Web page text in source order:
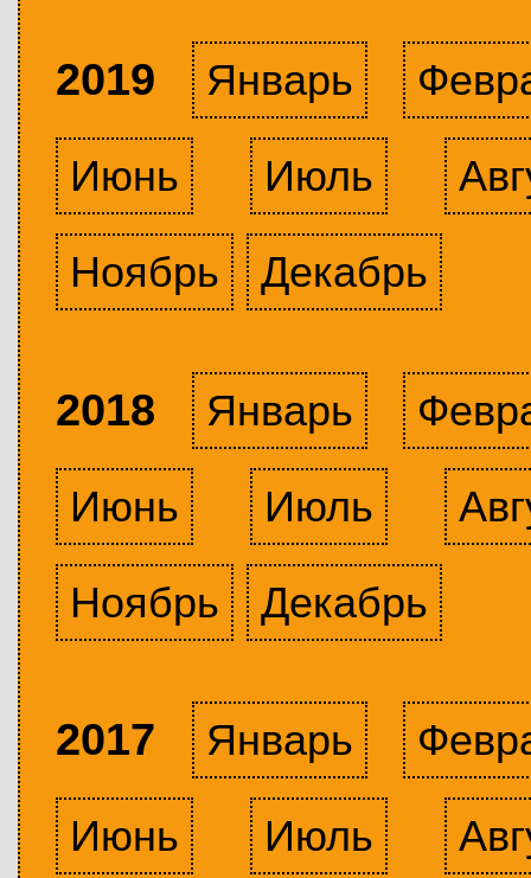
2019 Январь
Июнь
Июль
Ноябрь
Декабрь
2018 Январь
Июнь
Июль
Ноябрь
Декабрь
2017 Январь
Июнь
Июль